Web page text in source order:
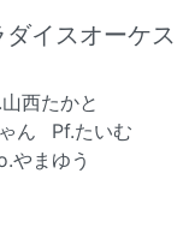
イスオーケス
西たかと
ん
Pf.たいむ
やまゆう